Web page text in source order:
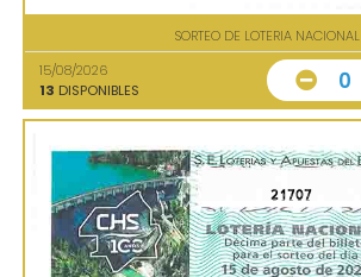
SORTEO DE LOTERIA NACIONAL
15/08/2026
13 DISPONIBLES 0
21707